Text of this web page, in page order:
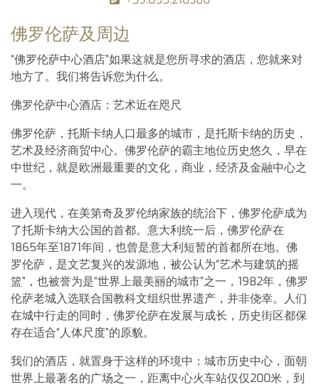
佛罗伦萨及周边
“佛罗伦萨中心酒店”如果这就是您所寻求的酒店，您就来对
地方了。我们将告诉您为什么。
佛罗伦萨中心酒店：艺术近在咫尺
佛罗伦萨，托斯卡纳人口最多的城市，是托斯卡纳的历史，
艺术及经济商贸中心。佛罗伦萨的霸主地位历史悠久，早在
中世纪，就是欧洲最重要的文化，商业，经济及金融中心之
一。
进入现代，在美第奇及罗伦纳家族的统治下，佛罗伦萨成为
了托斯卡纳大公国的首都。意大利统一后，佛罗伦萨在
1865年至1871年间，也曾是意大利短暂的首都所在地。佛
罗伦萨，是文艺复兴的发源地，被公认为“艺术与建筑的摇
篮”，也被誉为是“世界上最美丽的城市”之一，1982年，佛罗
伦萨老城入选联合国教科文组织世界遗产，并非侥幸。人们
在城中行走的同时，佛罗伦萨在发展与成长，历史街区都保
存在适合“人体尺度”的原貌。
我们的酒店，就置身于这样的环境中：城市历史中心，面朝
世界上最著名的广场之一，距离中心火车站仅仅200米，到